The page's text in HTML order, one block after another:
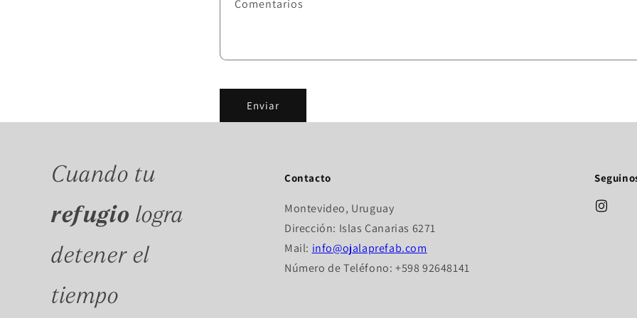
Comentarios
Enviar
Cuando tu
refugio logra
detener el
tiempo
Contacto
Montevideo, Uruguay
Dirección: Islas Canarias 6271
Mail: info@ojalaprefab.com
Número de Teléfono: +598 92648141